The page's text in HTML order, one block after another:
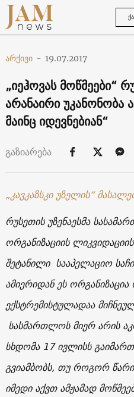
არქივი - 19.07.2017
„იეჰოვას მოწმეები“
არანაირი უკანონობა
მაინც იდევნებიან“
გაზიარება
„კავკაზსკი უზელის“
რუსეთის უზენაესმა
ორგანიზაციის
შეტანილი სააპელაციო
ამიერიდან ეს ორგანიზაცია
ექსტრემისტულადაა
სასმართლოს მიერ არის
სხდომა 17 ივლისს
გვიამბობს, თუ როგორ
იმედი აქვთ ამჟამად